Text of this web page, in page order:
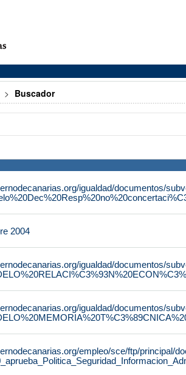
> Buscador
igualdad/documentos/
2004
igualdad/documentos/
igualdad/documentos/
empleo/sce/ftp/principal/